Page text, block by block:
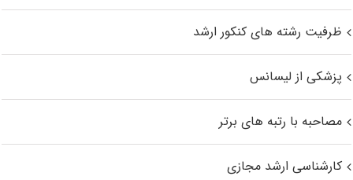
ظرفیت رشته های کنکور ارشد
پزشکی از لیسانس
مصاحبه با رتبه های برتر
کارشناسی ارشد مجازی